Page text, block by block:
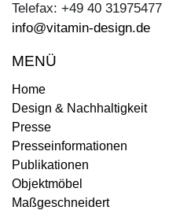
Telefax: +49 40 31975477
info@vitamin-design.de
MENÜ
Home
Design & Nachhaltigkeit
Presse
Presseinformationen
Publikationen
Objektmöbel
Maßgeschneidert